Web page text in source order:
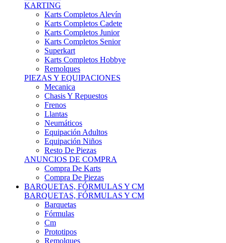
KARTING
Karts Completos Alevín
Karts Completos Cadete
Karts Completos Junior
Karts Completos Senior
Superkart
Karts Completos Hobbye
Remolques
PIEZAS Y EQUIPACIONES
Mecanica
Chasis Y Repuestos
Frenos
Llantas
Neumáticos
Equipación Adultos
Equipación Niños
Resto De Piezas
ANUNCIOS DE COMPRA
Compra De Karts
Compra De Piezas
BARQUETAS, FÓRMULAS Y CM
BARQUETAS, FÓRMULAS Y CM
Barquetas
Fórmulas
Cm
Prototipos
Remolques